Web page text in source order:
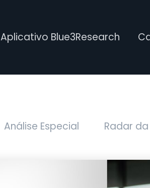
Aplicativo Blue3Research
Análise Especial Radar